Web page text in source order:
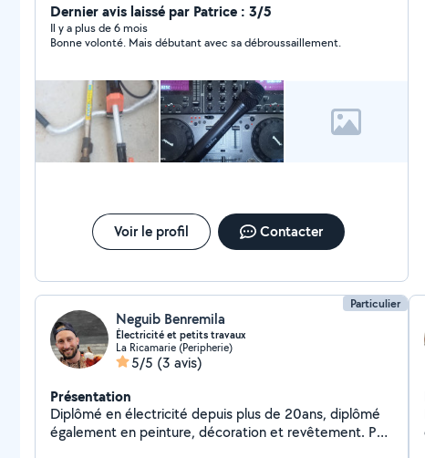
bricolage, jardinage, Nettoyage extérieur des
véhicules, cours de la langue Arabe pour les débutants
intéressés, montage vidéo, photographe pour tout
blanc en couleur et scané vous documents, envoi de
vous Emails, Location de films/DVD, DJ multi musique
disck jocky sur commande, ect.... à me consulter par
téléphone au 06-78-87-13-97 ou via le site Allovoisin.
Dernier avis laissé par Patrice : 3/5
Il y a plus de 6 mois
Bonne volonté. Mais débutant avec sa débroussaillement.
Voir le profil Contacter
Particulier
Neguib Benremila
Électricité et petits travaux
La Ricamarie (Peripherie)
5/5 (3 avis)
Présentation
Diplômé en électricité depuis plus de 20ans, diplômé
également en peinture, décoration et revêtement. Par